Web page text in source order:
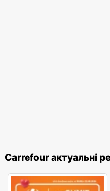
Carrefour актуальні